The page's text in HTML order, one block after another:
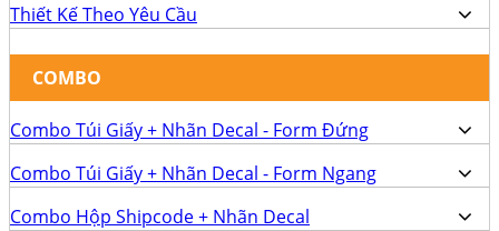
Thiết Kế Theo Yêu Cầu
COMBO
Combo Túi Giấy + Nhãn Decal - Form Đứng
Combo Túi Giấy + Nhãn Decal - Form Ngang
Combo Hộp Shipcode + Nhãn Decal